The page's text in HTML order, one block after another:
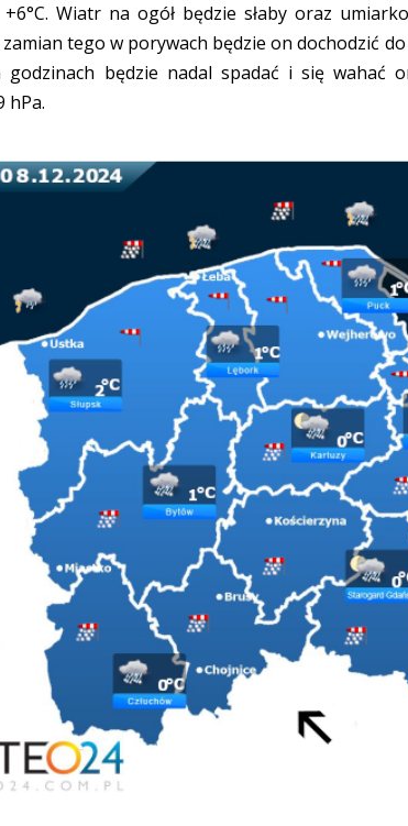
Wiatr na ogół będzie słaby oraz
tego w porywach będzie on dochodzić
godzinach będzie nadal spadać i się wahać
hPa.